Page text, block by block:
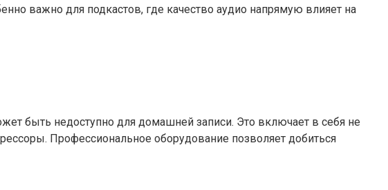
важно для подкастов, где качество аудио напрямую влияет на
быть недоступно для домашней записи. Это включает в себя не
Профессиональное оборудование позволяет добиться